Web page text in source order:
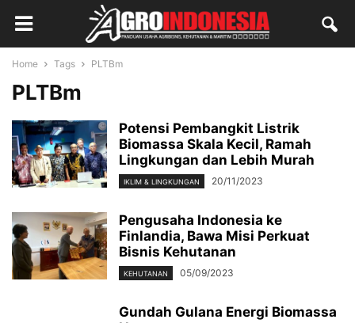
Home Tags PLTBm
PLTBm
Potensi Pembangkit Listrik
Biomassa Skala Kecil, Ramah
Lingkungan dan Lebih Murah
IKLIM & LINGKUNGAN 20/11/2023
Pengusaha Indonesia ke
Finlandia, Bawa Misi Perkuat
Bisnis Kehutanan
KEHUTANAN 05/09/2023
Gundah Gulana Energi Biomassa